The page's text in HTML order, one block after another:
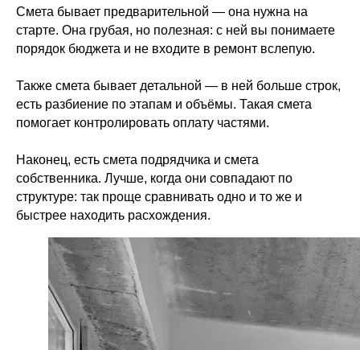
Смета бывает предварительной — она нужна на
старте. Она грубая, но полезная: с ней вы понимаете
порядок бюджета и не входите в ремонт вслепую.
Также смета бывает детальной — в ней больше строк,
есть разбиение по этапам и объёмы. Такая смета
помогает контролировать оплату частями.
Наконец, есть смета подрядчика и смета
собственника. Лучше, когда они совпадают по
структуре: так проще сравнивать одно и то же и
быстрее находить расхождения.